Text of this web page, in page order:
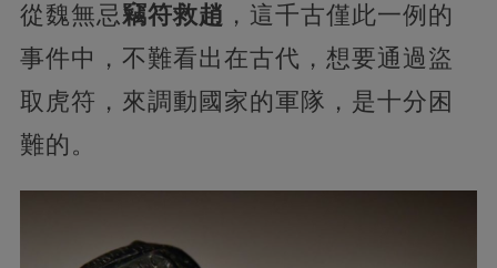
從魏無忌竊符救趙 ，這千古僅此一例的
事件中，不難看出在古代，想要通過盜
取虎符，來調動國家的軍隊，是十分困
難的。